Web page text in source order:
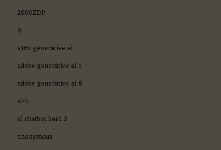
2000ZDP
6
a16z generative ai
adobe generative ai 1
adobe generative ai 8
ahh
ai chatbot bard 3
anonymous